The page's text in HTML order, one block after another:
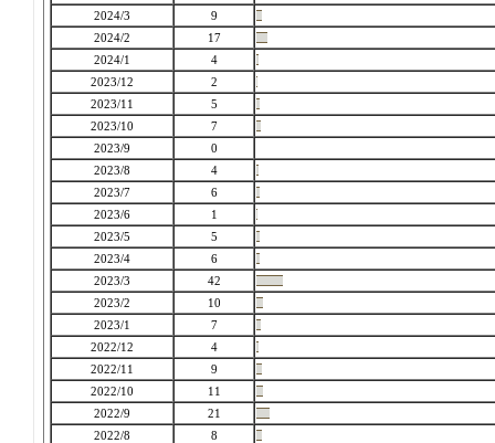
2024/3
9
2024/2
17
2024/1
4
2023/12
2
2023/11
5
2023/10
7
2023/9
0
2023/8
4
2023/7
6
2023/6
1
2023/5
5
2023/4
6
2023/3
42
2023/2
10
2023/1
7
2022/12
4
2022/11
9
2022/10
11
2022/9
21
2022/8
8